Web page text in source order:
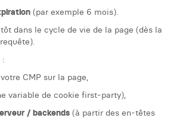
(par exemple 6 mois).
dans le cycle de vie de la page (dès la
:
CMP sur la page,
variable de cookie first-party),
/ backends (à partir des en-têtes